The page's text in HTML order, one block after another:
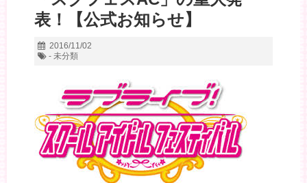
表！【公式お知らせ】
2016/11/02
- 未分類